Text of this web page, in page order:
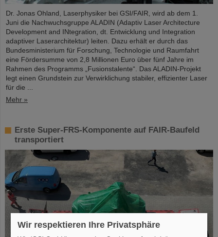
Dr. Jonas Ohland, Laserphysiker bei GSI/FAIR, wird ab dem 1.
Juni die Nachwuchsgruppe ALADIN (Adaptiv Laser Architecture
Development and INtegration, dt. Entwicklung und Integration
adaptiver Laserarchitektur) leiten. Dazu erhält er durch das
Bundesministerium für Forschung, Technologie und Raumfahrt
eine Fördersumme von 2,8 Millionen Euro über fünf Jahre im
Rahmen des Programms „Fusionstalente“. Das ALADIN-Projekt
legt einen Grundstein zur Verwirklichung stabiler, effizienter Laser
für die ...
Mehr »
Erste Super-FRS-Komponente auf FAIR-Baufeld
transportiert
Wir respektieren Ihre Privatsphäre